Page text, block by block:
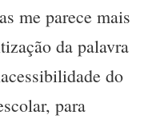
me parece mais
da palavra
do
para